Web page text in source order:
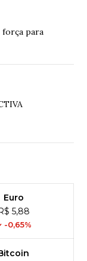
força para
Euro
5,88
-0,65%